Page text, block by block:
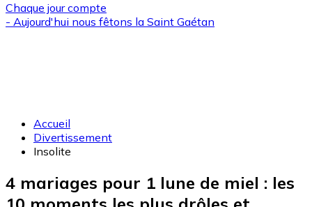
Chaque jour compte
- Aujourd'hui nous fêtons la Saint Gaétan
Accueil
Divertissement
Insolite
4 mariages pour 1 lune de miel : les